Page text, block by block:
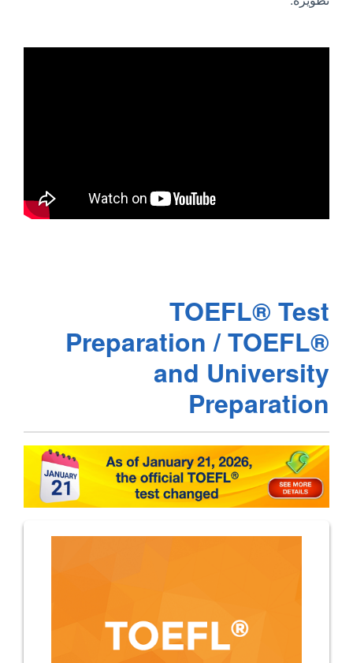
TOEFL® Test
Preparation / TOEFL®
and University
Preparation